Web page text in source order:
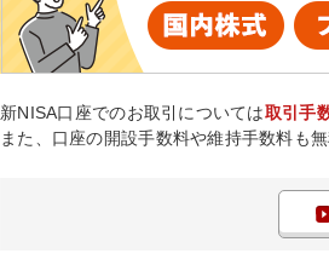
新NISA口座でのお取引については取引手
また、口座の開設手数料や維持手数料も無